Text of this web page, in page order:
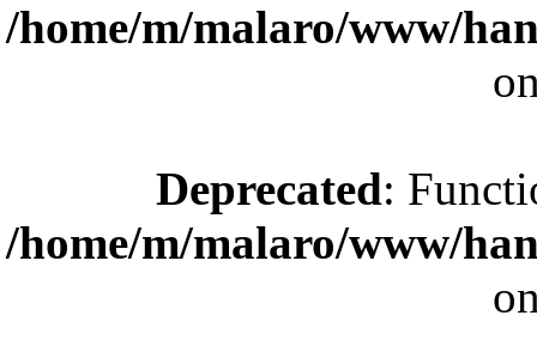
/home/m/malaro/www/
Deprecated:
/home/m/malaro/www/